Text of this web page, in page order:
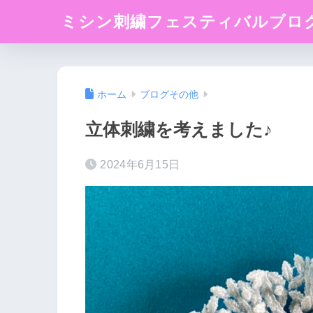
ミシン刺繍フェスティバルブロ
ホーム ブログその他
立体刺繍を考えました♪
2024年6月15日